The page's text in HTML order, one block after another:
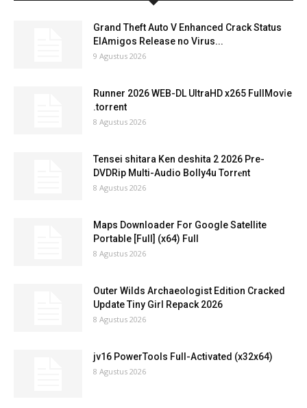
Grand Theft Auto V Enhanced Crack Status
ElAmigos Release no Virus...
9 Agustus 2026
Runner 2026 WEB-DL UltraHD x265 FullMov𝗂e
.torrent
8 Agustus 2026
Tensei shitara Ken deshita 2 2026 Pre-
DVDRip Multi-Audio Bolly4u Torr𝐞nt
8 Agustus 2026
Maps Downloader For Google Satellite
Portable [Full] (x64) Full
8 Agustus 2026
Outer Wilds Archaeologist Edition Cracked
Update Tiny Girl Repack 2026
8 Agustus 2026
jv16 PowerTools Full-Activated (x32x64)
8 Agustus 2026